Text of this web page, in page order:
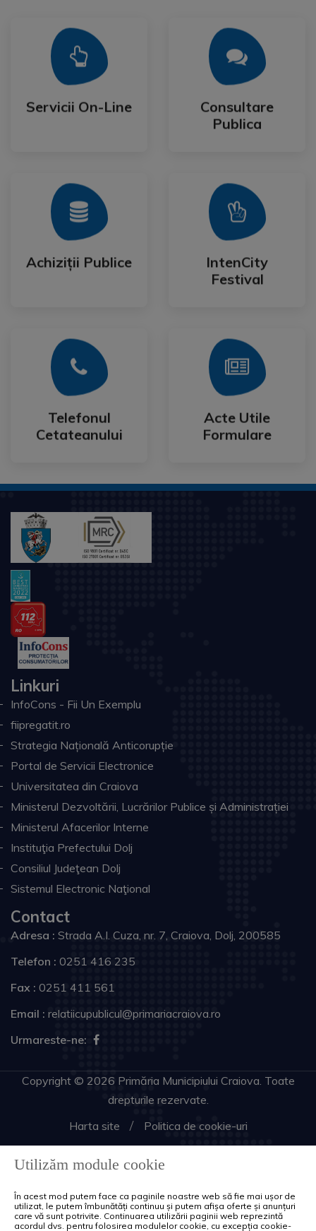
Servicii On-Line
Servicii On-Line
Mai Mult
Consultare
Publica
Consultare
Publica
Mai Mult
Achiziții Publice
Achiziții Publice
Mai Mult
IntenCity
Festival
IntenCity
Festival
Mai Mult
Telefonul
Cetateanului
Telefonul
Cetateanului
Mai Mult
Acte Utile
Formulare
Acte Utile
Formulare
Mai Mult
Linkuri
InfoCons - Fii Un Exemplu
fiipregatit.ro
Strategia Națională Anticorupție
Portal de Servicii Electronice
Universitatea din Craiova
Ministerul Dezvoltării, Lucrărilor Publice și Administrației
Ministerul Afacerilor Interne
Instituţia Prefectului Dolj
Consiliul Judeţean Dolj
Sistemul Electronic Naţional
Contact
Adresa : Strada A.I. Cuza, nr. 7, Craiova, Dolj, 200585
Telefon : 0251 416 235
Fax : 0251 411 561
Email : relatiicupublicul@primariacraiova.ro
Urmareste-ne:
Copyright © 2026 Primăria Municipiului Craiova. Toate
drepturile rezervate.
Harta site
Politica de cookie-uri
Utilizăm module cookie
În acest mod putem face ca paginile noastre web să fie mai ușor de
utilizat, le putem îmbunătăți continuu și putem afișa oferte și anunțuri
care vă sunt potrivite. Continuarea utilizării paginii web reprezintă
acordul dvs. pentru folosirea modulelor cookie, cu excepția cookie-